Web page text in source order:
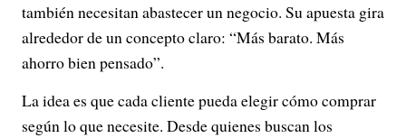
también necesitan abastecer un negocio. Su apuesta gira
alrededor de un concepto claro: “Más barato. Más
ahorro bien pensado”.
La idea es que cada cliente pueda elegir cómo comprar
según lo que necesite. Desde quienes buscan los